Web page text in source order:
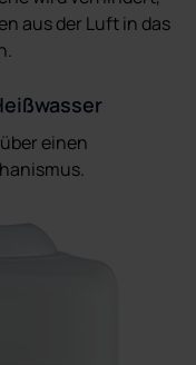
aus der Luft in das
einen